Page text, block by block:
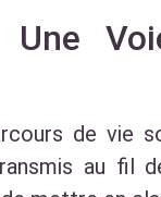
Une
de vie
au fil